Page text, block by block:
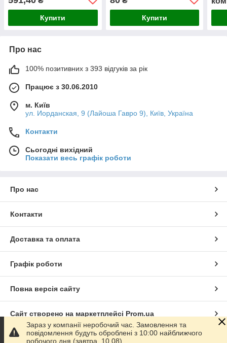
Купити Купити
Про нас
100% позитивних з 393 відгуків за рік
Працює з 30.06.2010
м. Київ
ул. Иорданская, 9 (Лайоша Гавро 9), Київ, Україна
Контакти
Сьогодні вихідний
Показати весь графік роботи
Про нас
Контакти
Доставка та оплата
Графік роботи
Повна версія сайту
Сайт створено на маркетплейсі Prom.ua
Політика конфіденційності
Зараз у компанії неробочий час. Замовлення та
повідомлення будуть оброблені з 10:00 найближчого
робочого дня (завтра, 10.08).